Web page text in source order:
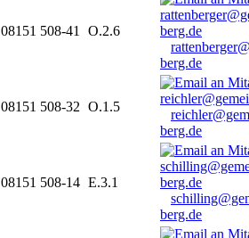
08151 508-41
O.2.6
berg.de
08151 508-32 O.1.5
berg.de
08151 508-14 E.3.1
berg.de